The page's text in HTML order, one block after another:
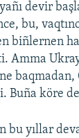
devir
bu,
biñlernen
Amma
baqmadan,
Buña köre
bu yıllar